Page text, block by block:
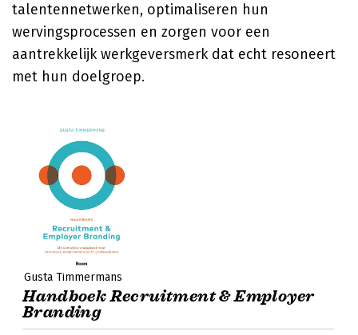
talentennetwerken, optimaliseren hun
wervingsprocessen en zorgen voor een
aantrekkelijk werkgeversmerk dat echt resoneert
met hun doelgroep.
Gusta Timmermans
Handboek Recruitment & Employer
Branding